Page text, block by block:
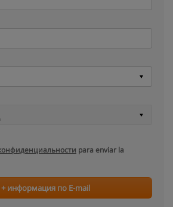
para enviar la
+ информация по E-mail